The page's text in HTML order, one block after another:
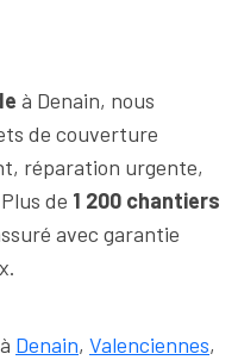
à Denain, nous
de couverture
réparation urgente,
de 1 200 chantiers
avec garantie
Denain, Valenciennes,